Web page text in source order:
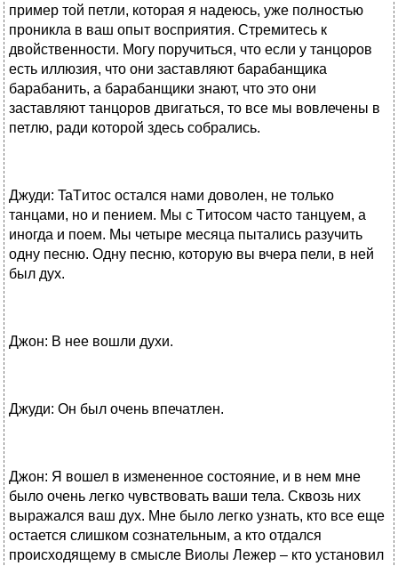
пример той петли, которая я надеюсь, уже полностью
проникла в ваш опыт восприятия. Стремитесь к
двойственности. Могу поручиться, что если у танцоров
есть иллюзия, что они заставляют барабанщика
барабанить, а барабанщики знают, что это они
заставляют танцоров двигаться, то все мы вовлечены в
петлю, ради которой здесь собрались.
Джуди: TaTитос остался нами доволен, не только
танцами, но и пением. Мы с Tитосом часто танцуем, а
иногда и поем. Мы четыре месяца пытались разучить
одну песню. Одну песню, которую вы вчера пели, в ней
был дух.
Джон: В нее вошли духи.
Джуди: Он был очень впечатлен.
Джон: Я вошел в измененное состояние, и в нем мне
было очень легко чувствовать ваши тела. Сквозь них
выражался ваш дух. Мне было легко узнать, кто все еще
остается слишком сознательным, а кто отдался
происходящему в смысле Виолы Лежер – кто установил